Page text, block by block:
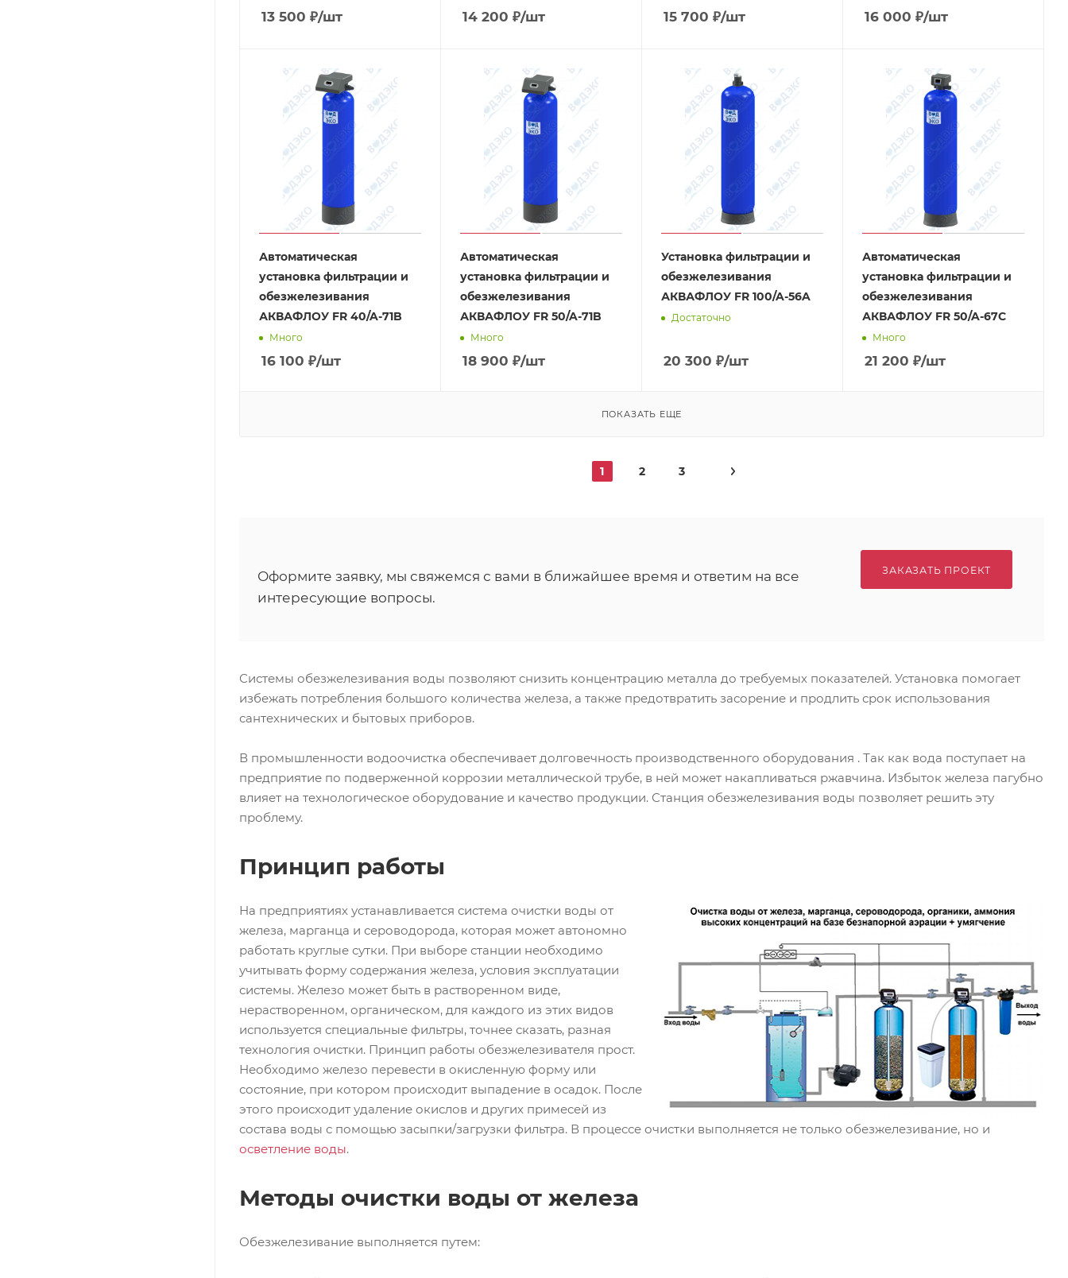
13 500 ₽/шт 14 200 ₽/шт 15 700 ₽/шт 16 000 ₽/шт
Автоматическая
установка фильтрации и
обезжелезивания
АКВАФЛОУ FR 40/A-71B
Много
16 100 ₽/шт
Автоматическая
установка фильтрации и
обезжелезивания
АКВАФЛОУ FR 50/A-71B
Много
18 900 ₽/шт
Установка фильтрации и
обезжелезивания
АКВАФЛОУ FR 100/A-56A
Достаточно
20 300 ₽/шт
Автоматическая
установка фильтрации и
обезжелезивания
АКВАФЛОУ FR 50/A-67C
Много
21 200 ₽/шт
ПОКАЗАТЬ ЕЩЕ
1 2 3
Оформите заявку, мы свяжемся с вами в ближайшее время и ответим на все
интересующие вопросы.
ЗАКАЗАТЬ ПРОЕКТ
Системы обезжелезивания воды позволяют снизить концентрацию металла до требуемых показателей. Установка помогает
избежать потребления большого количества железа, а также предотвратить засорение и продлить срок использования
сантехнических и бытовых приборов.
В промышленности водоочистка обеспечивает долговечность производственного оборудования . Так как вода поступает на
предприятие по подверженной коррозии металлической трубе, в ней может накапливаться ржавчина. Избыток железа пагубно
влияет на технологическое оборудование и качество продукции. Станция обезжелезивания воды позволяет решить эту
проблему.
Принцип работы
На предприятиях устанавливается система очистки воды от
железа, марганца и сероводорода, которая может автономно
работать круглые сутки. При выборе станции необходимо
учитывать форму содержания железа, условия эксплуатации
системы. Железо может быть в растворенном виде,
нерастворенном, органическом, для каждого из этих видов
используется специальные фильтры, точнее сказать, разная
технология очистки. Принцип работы обезжелезивателя прост.
Необходимо железо перевести в окисленную форму или
состояние, при котором происходит выпадение в осадок. После
этого происходит удаление окислов и других примесей из
состава воды с помощью засыпки/загрузки фильтра. В процессе очистки выполняется не только обезжелезивание, но и
осветление воды.
Методы очистки воды от железа
Обезжелезивание выполняется путем: